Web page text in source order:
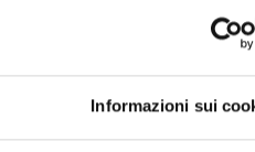
Informazioni sui